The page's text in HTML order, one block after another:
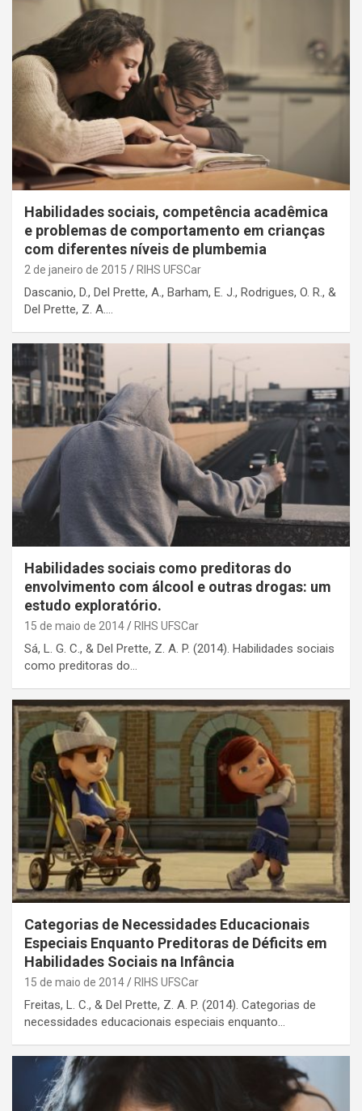
Habilidades sociais, competência acadêmica
e problemas de comportamento em crianças
com diferentes níveis de plumbemia
2 de janeiro de 2015 RIHS UFSCar
Dascanio, D., Del Prette, A., Barham, E. J., Rodrigues, O. R., &
Del Prette, Z. A.…
Habilidades sociais como preditoras do
envolvimento com álcool e outras drogas: um
estudo exploratório.
15 de maio de 2014 RIHS UFSCar
Sá, L. G. C., & Del Prette, Z. A. P. (2014). Habilidades sociais
como preditoras do…
Categorias de Necessidades Educacionais
Especiais Enquanto Preditoras de Déficits em
Habilidades Sociais na Infância
15 de maio de 2014 RIHS UFSCar
Freitas, L. C., & Del Prette, Z. A. P. (2014). Categorias de
necessidades educacionais especiais enquanto…